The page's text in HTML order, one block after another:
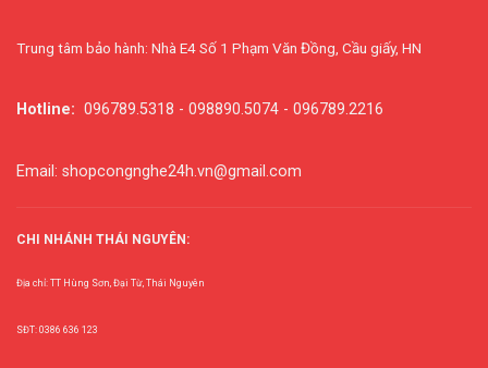
Trung tâm bảo hành: Nhà E4 Số 1 Phạm Văn Đồng, Cầu giấy, HN
Hotline: 096789.5318 - 098890.5074 - 096789.2216
Email: shopcongnghe24h.vn@gmail.com
CHI NHÁNH THÁI NGUYÊN:
Địa chỉ: TT Hùng Sơn, Đại Từ, Thái Nguyên
SĐT: 0386 636 123